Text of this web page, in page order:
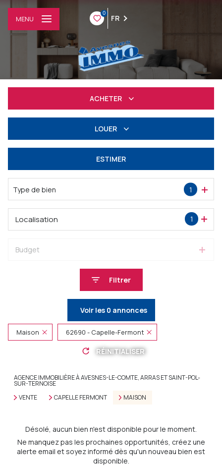
0
FR
MENU
ACHETER
Professionnel
LOUER
Professionnel
ESTIMER
Type de bien 1
1
Localisation
Budget
Filtrer
Voir les 0 annonces
Maison 62690 - Capelle-Fermont
RÉINITIALISER
AGENCE IMMOBILIÈRE À AVESNES-LE-COMTE, ARRAS ET SAINT-POL-
SUR-TERNOISE
VENTE
CAPELLE FERMONT MAISON
Désolé, aucun bien n'est disponible pour le moment.
Ne manquez pas les prochaines opportunités, créez une
alerte email et soyez informé dès qu'un nouveau bien est
disponible.